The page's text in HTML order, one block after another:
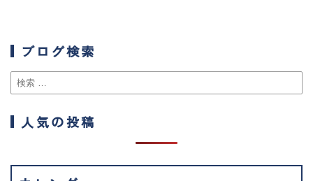
ブログ検索
人気の投稿